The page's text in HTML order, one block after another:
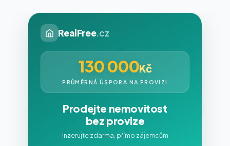
RealFree.cz
130 000Kč
PRŮMĚRNÁ ÚSPORA NA PROVIZI
Prodejte nemovitost
bez provize
Inzerujte zdarma, přímo zájemcům